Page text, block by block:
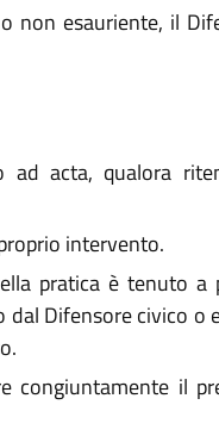
esauriente, il
acta, qualora
intervento.
pratica è tenuto
Difensore civico o
il